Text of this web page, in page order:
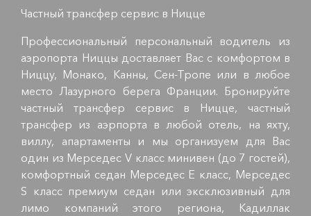
Частный трансфер сервис в Ницце
Профессиональный персональный водитель из
аэропорта Ниццы доставляет Вас с комфортом в
Ниццу, Монако, Канны, Сен-Тропе или в любое
место Лазурного берега Франции. Бронируйте
частный трансфер сервис в Ницце, частный
трансфер из аэрпорта в любой отель, на яхту,
виллу, апартаменты и мы организуем для Вас
один из Мерседес V класс минивен (до 7 гостей),
комфортный седан Мерседес Е класс, Мерседес
S класс премиум седан или эксклюзивный для
лимо компаний этого региона, Кадиллак